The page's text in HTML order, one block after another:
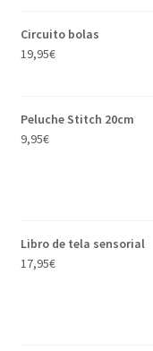
Circuito bolas
19,95€
Peluche Stitch 20cm
9,95€
Libro de tela sensorial
17,95€